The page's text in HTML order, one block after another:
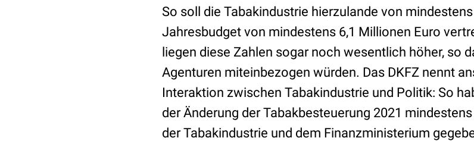
So soll die Tabakindustrie hierzulande von
Jahresbudget von mindestens 6,1 Millionen Euro
liegen diese Zahlen sogar noch wesentlich höher, so
Agenturen miteinbezogen würden. Das DKFZ nennt
Interaktion zwischen Tabakindustrie und Politik: So
der Änderung der Tabakbesteuerung 2021
der Tabakindustrie und dem Finanzministerium